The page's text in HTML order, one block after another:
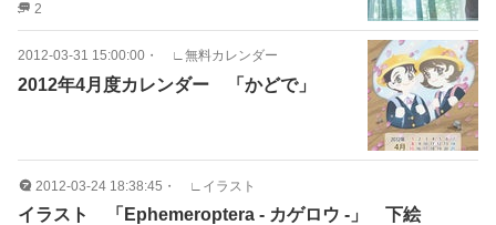
2
2012-03-31 15:00:00 ・ ∟無料カレンダー
2012年4月度カレンダー 「かどで」
2012-03-24 18:38:45 ・ ∟イラスト
イラスト 「Ephemeroptera - カゲロウ -」 下絵